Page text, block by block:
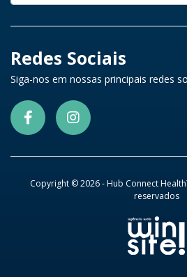
Redes Sociais
Siga-nos em nossas principais redes
Copyright © 2026 - Hub Connect
reservados